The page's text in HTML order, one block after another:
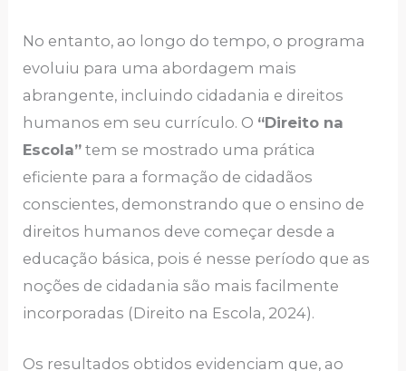
No entanto, ao longo do tempo, o programa
evoluiu para uma abordagem mais
abrangente, incluindo cidadania e direitos
humanos em seu currículo. O “Direito na
Escola” tem se mostrado uma prática
eficiente para a formação de cidadãos
conscientes, demonstrando que o ensino de
direitos humanos deve começar desde a
educação básica, pois é nesse período que as
noções de cidadania são mais facilmente
incorporadas (Direito na Escola, 2024).
Os resultados obtidos evidenciam que, ao